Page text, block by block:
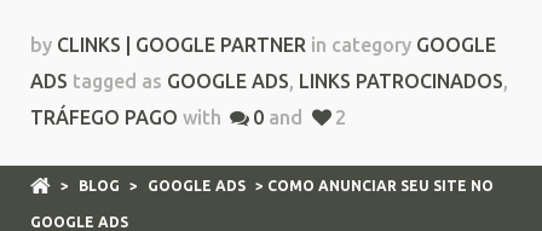
by CLINKS | GOOGLE PARTNER in category GOOGLE
ADS tagged as GOOGLE ADS, LINKS PATROCINADOS,
TRÁFEGO PAGO with 0 and 2
> BLOG > GOOGLE ADS > COMO ANUNCIAR SEU SITE NO
GOOGLE ADS